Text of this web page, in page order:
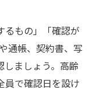
るもの」「確認が
通帳、契約書、写
ましょう。高齢
員で確認日を設け